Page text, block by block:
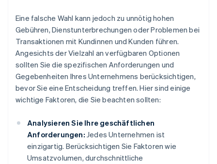
Eine falsche Wahl kann jedoch zu unnötig hohen
Gebühren, Dienstunterbrechungen oder Problemen bei
Transaktionen mit Kundinnen und Kunden führen.
Angesichts der Vielzahl an verfügbaren Optionen
sollten Sie die spezifischen Anforderungen und
Gegebenheiten Ihres Unternehmens berücksichtigen,
bevor Sie eine Entscheidung treffen. Hier sind einige
wichtige Faktoren, die Sie beachten sollten:
Analysieren Sie Ihre geschäftlichen
Anforderungen: Jedes Unternehmen ist
einzigartig. Berücksichtigen Sie Faktoren wie
Umsatzvolumen, durchschnittliche